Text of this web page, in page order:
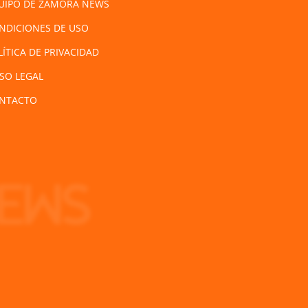
DE ZAMORA NEWS
DE USO
DE PRIVACIDAD
LEGAL